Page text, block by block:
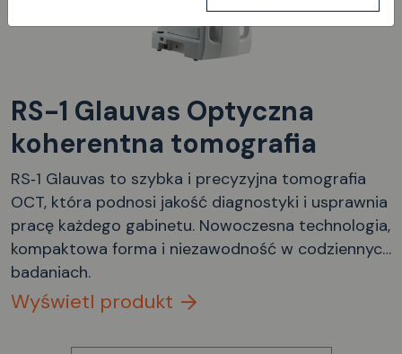
RS-1 Glauvas Optyczna
koherentna tomografia
RS‑1 Glauvas to szybka i precyzyjna tomografia
OCT, która podnosi jakość diagnostyki i usprawnia
pracę każdego gabinetu. Nowoczesna technologia,
kompaktowa forma i niezawodność w codziennych
badaniach.
Wyświetl produkt